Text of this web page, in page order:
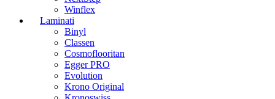
Winflex
Laminati
Binyl
Classen
Cosmoflooritan
Egger PRO
Evolution
Krono Original